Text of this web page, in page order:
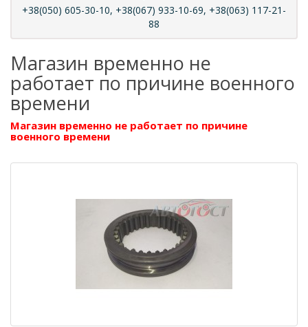
+38(050) 605-30-10, +38(067) 933-10-69, +38(063) 117-21-
88
Магазин временно не
работает по причине военного
времени
Магазин временно не работает по причине
военного времени